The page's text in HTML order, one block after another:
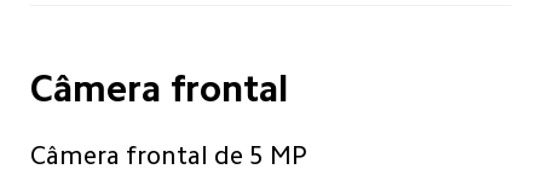
Câmera frontal
Câmera frontal de 5 MP